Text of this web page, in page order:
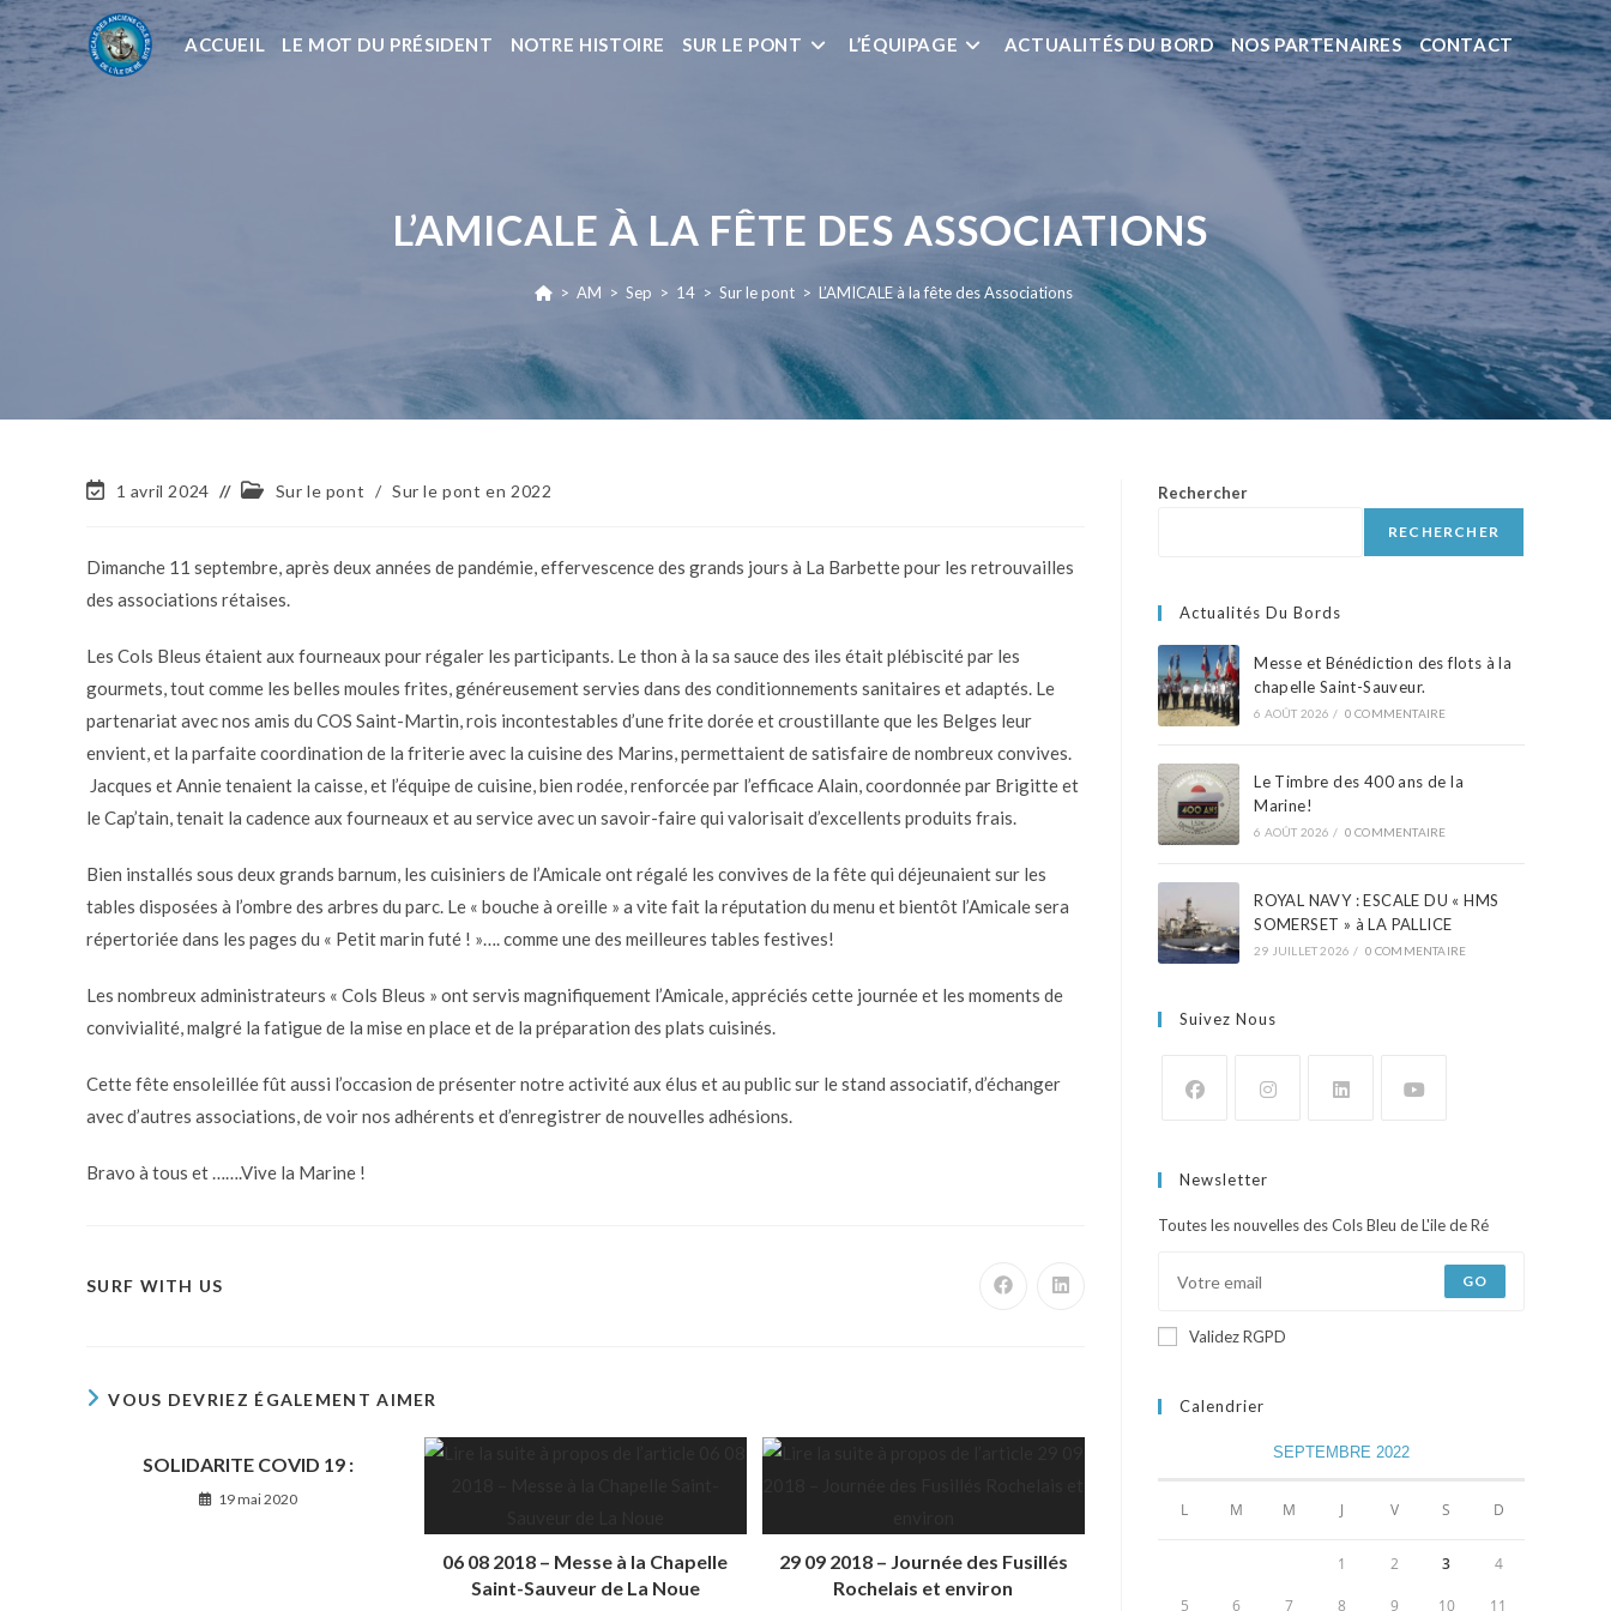
ACCUEIL LE MOT DU PRÉSIDENT NOTRE HISTOIRE SUR LE PONT L’ÉQUIPAGE ACTUALITÉS DU BORD NOS PARTENAIRES CONTACT
L’AMICALE À LA FÊTE DES ASSOCIATIONS
> AM > Sep > 14 > Sur le pont > L’AMICALE à la fête des Associations
1 avril 2024 Sur le pont / Sur le pont en 2022
Dimanche 11 septembre, après deux années de pandémie, effervescence des grands jours à La Barbette pour les retrouvailles
des associations rétaises.
Les Cols Bleus étaient aux fourneaux pour régaler les participants. Le thon à la sa sauce des iles était plébiscité par les
gourmets, tout comme les belles moules frites, généreusement servies dans des conditionnements sanitaires et adaptés. Le
partenariat avec nos amis du COS Saint-Martin, rois incontestables d’une frite dorée et croustillante que les Belges leur
envient, et la parfaite coordination de la friterie avec la cuisine des Marins, permettaient de satisfaire de nombreux convives.
Jacques et Annie tenaient la caisse, et l’équipe de cuisine, bien rodée, renforcée par l’efficace Alain, coordonnée par Brigitte et
le Cap’tain, tenait la cadence aux fourneaux et au service avec un savoir-faire qui valorisait d’excellents produits frais.
Bien installés sous deux grands barnum, les cuisiniers de l’Amicale ont régalé les convives de la fête qui déjeunaient sur les
tables disposées à l’ombre des arbres du parc. Le « bouche à oreille » a vite fait la réputation du menu et bientôt l’Amicale sera
répertoriée dans les pages du « Petit marin futé ! »…. comme une des meilleures tables festives!
Les nombreux administrateurs « Cols Bleus » ont servis magnifiquement l’Amicale, appréciés cette journée et les moments de
convivialité, malgré la fatigue de la mise en place et de la préparation des plats cuisinés.
Cette fête ensoleillée fût aussi l’occasion de présenter notre activité aux élus et au public sur le stand associatif, d’échanger
avec d’autres associations, de voir nos adhérents et d’enregistrer de nouvelles adhésions.
Bravo à tous et …….Vive la Marine !
SURF WITH US
VOUS DEVRIEZ ÉGALEMENT AIMER
SOLIDARITE COVID 19 :
19 mai 2020
06 08 2018 – Messe à la Chapelle
Saint-Sauveur de La Noue
29 09 2018 – Journée des Fusillés
Rochelais et environ
Rechercher
RECHERCHER
Actualités Du Bords
Messe et Bénédiction des flots à la
chapelle Saint-Sauveur.
6 AOÛT 2026 / 0 COMMENTAIRE
Le Timbre des 400 ans de la
Marine!
6 AOÛT 2026 / 0 COMMENTAIRE
ROYAL NAVY : ESCALE DU « HMS
SOMERSET » à LA PALLICE
29 JUILLET 2026 / 0 COMMENTAIRE
Suivez Nous
Newsletter
Toutes les nouvelles des Cols Bleu de L'ile de Ré
GO
Validez RGPD
Calendrier
SEPTEMBRE 2022
L M M J V S D
1 2 3 4
5 6 7 8 9 10 11